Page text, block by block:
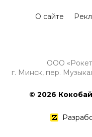
О сайте
ООО
г. Минск, пер.
© 2026